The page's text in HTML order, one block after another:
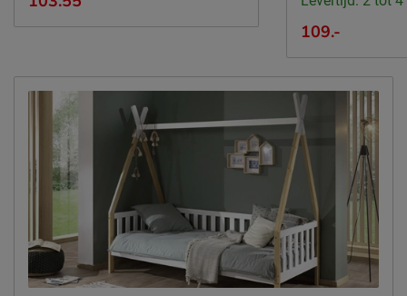
Leveranciersinformatie
Naam Vipack NV
Locatie
Meulebeeksestraat 51,
8710, Wielsbeke, België
sales@vipack.be
109.-